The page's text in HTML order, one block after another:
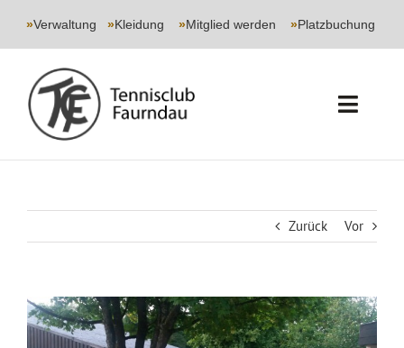
»Verwaltung »Kleidung »Mitglied werden »Platzbuchung
JUGEND
Zurück Vor
Zeige
grösseres
Bild